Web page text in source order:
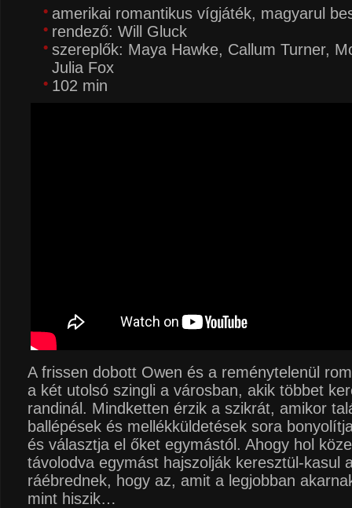
amerikai romantikus vígjáték, magyarul
rendező: Will Gluck
szereplők: Maya Hawke, Callum Turner,
Julia Fox
102 min
A frissen dobott Owen és a reménytelenül
a két utolsó szingli a városban, akik többet
randinál. Mindketten érzik a szikrát, amikor
ballépések és mellékküldetések sora
és választja el őket egymástól. Ahogy hol
távolodva egymást hajszolják keresztül-kasul
ráébrednek, hogy az, amit a legjobban
mint hiszik…